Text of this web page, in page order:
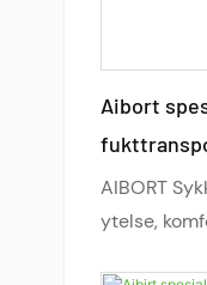
Aibort
UV-
pluss
AIBORT
ytelse,